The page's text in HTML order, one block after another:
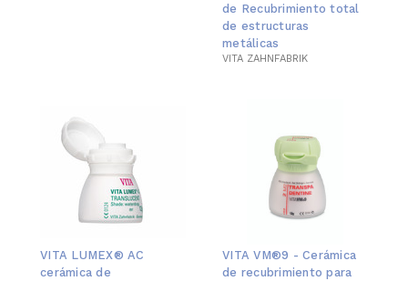
de Recubrimiento total
de estructuras
metálicas
VITA ZAHNFABRIK
VITA LUMEX® AC
cerámica de
VITA VM®9 - Cerámica
de recubrimiento para